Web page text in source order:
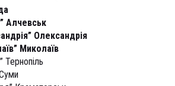
Алчевськ
Олександрія
Миколаїв
Тернопіль